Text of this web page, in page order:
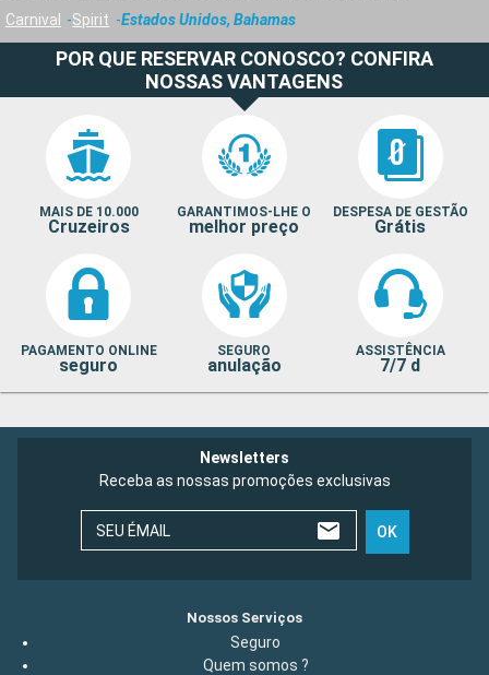
Carnival
Spirit Estados Unidos, Bahamas
POR QUE RESERVAR CONOSCO? CONFIRA
NOSSAS VANTAGENS
MAIS DE 10.000
Cruzeiros
GARANTIMOS-LHE O
melhor preço
DESPESA DE GESTÃO
Grátis
PAGAMENTO ONLINE
seguro
SEGURO
anulação
ASSISTÊNCIA
7/7 d
Newsletters
Receba as nossas promoções exclusivas
SEU ÉMAIL OK
Nossos Serviços
Seguro
Quem somos ?